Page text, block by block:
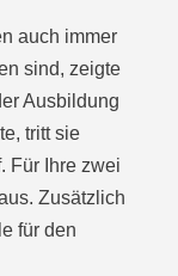
auch immer
sind, zeigte
Ausbildung
tritt sie
Für Ihre zwei
Zusätzlich
für den